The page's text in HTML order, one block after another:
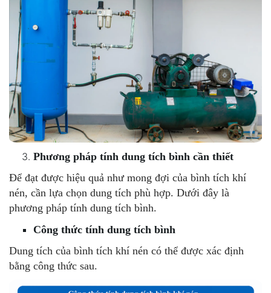
Phương pháp tính dung tích bình cần thiết
Để đạt được hiệu quả như mong đợi của bình tích khí
nén, cần lựa chọn dung tích phù hợp. Dưới đây là
phương pháp tính dung tích bình.
Công thức tính dung tích bình
Dung tích của bình tích khí nén có thể được xác định
bằng công thức sau.